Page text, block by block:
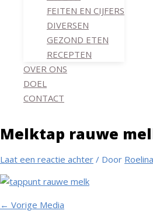
FEITEN EN CIJFERS
DIVERSEN
GEZOND ETEN
RECEPTEN
OVER ONS
DOEL
CONTACT
Melktap rauwe
Laat een reactie achter / Door
← Vorige Media